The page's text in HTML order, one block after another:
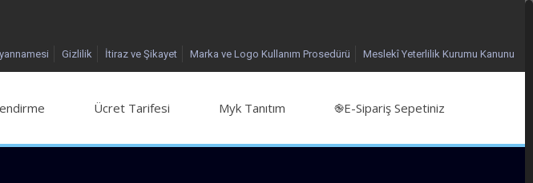
Gizlilik İtiraz ve Şikayet Marka ve Logo Kullanım Prosedürü Meslekî Yeterlilik Kurumu Kanunu
Ücret Tarifesi Myk Tanıtım ֎E-Sipariş Sepetiniz